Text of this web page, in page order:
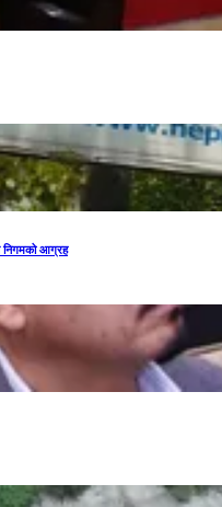
निगमको आग्रह